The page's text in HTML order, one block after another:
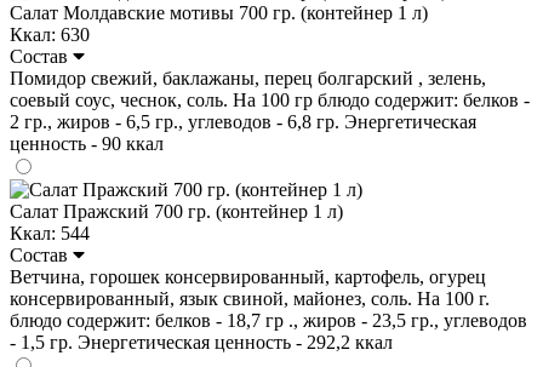
Салат Молдавские мотивы 700 гр. (контейнер 1 л)
Ккал: 630
Состав
Помидор свежий, баклажаны, перец болгарский , зелень,
соевый соус, чеснок, соль. На 100 гр блюдо содержит: белков -
2 гр., жиров - 6,5 гр., углеводов - 6,8 гр. Энергетическая
ценность - 90 ккал
Салат Пражский 700 гр. (контейнер 1 л)
Ккал: 544
Состав
Ветчина, горошек консервированный, картофель, огурец
консервированный, язык свиной, майонез, соль. На 100 г.
блюдо содержит: белков - 18,7 гр ., жиров - 23,5 гр., углеводов
- 1,5 гр. Энергетическая ценность - 292,2 ккал